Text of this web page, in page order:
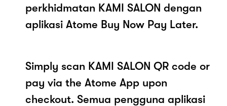
perkhidmatan KAMI SALON dengan
aplikasi Atome Buy Now Pay Later.
Simply scan KAMI SALON QR code or
pay via the Atome App upon
checkout. Semua pengguna aplikasi